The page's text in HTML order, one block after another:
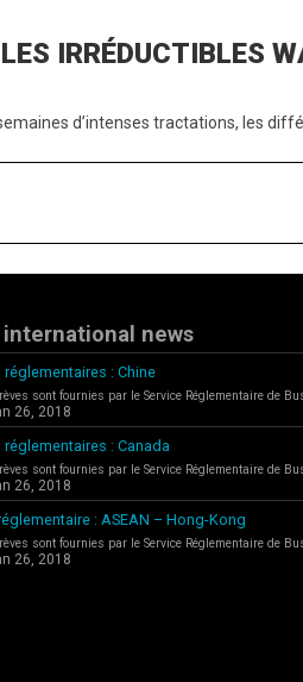
IRRÉDUCTIBLES
d’intenses tractations, les
international news
réglementaires : Chine
sont fournies par le Service Réglementaire de
26, 2018
réglementaires : Canada
sont fournies par le Service Réglementaire de
26, 2018
: ASEAN – Hong-Kong
sont fournies par le Service Réglementaire de
26, 2018